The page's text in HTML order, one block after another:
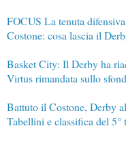
FOCUS La tenuta
Costone: cosa lascia il
Basket City: Il Derby ha
Virtus rimandata sullo
Battuto il Costone, Derby
Tabellini e classifica del 5°